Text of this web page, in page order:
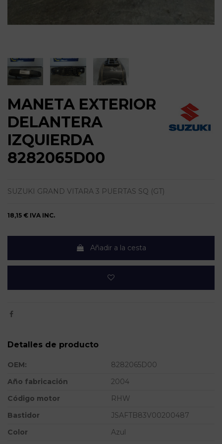
MANETA EXTERIOR
DELANTERA
IZQUIERDA
8282065D00
SUZUKI GRAND VITARA 3 PUERTAS SQ (GT)
18,15 € IVA INC.
Añadir a la cesta
Detalles de producto
OEM:
8282065D00
Año fabricación
2004
Código motor
RHW
Bastidor
JSAFTB83V00200487
Color
Azul